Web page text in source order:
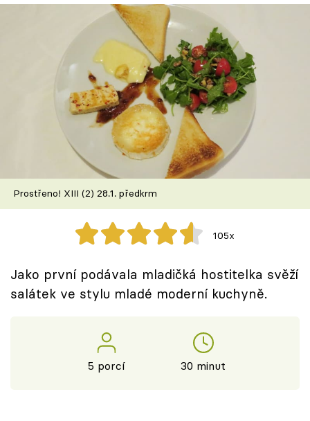
Články
TV Program
Škola vaření
Recepty z TV
Speciál: Cuketa
Těhotnej kuchař
Prostřeno! XIII (2) 28.1. předkrm
105x
Jako první podávala mladičká hostitelka svěží
salátek ve stylu mladé moderní kuchyně.
5 porcí 30 minut